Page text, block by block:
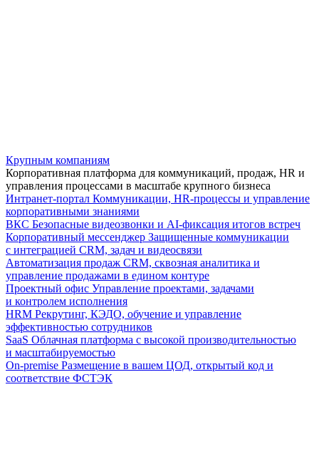
Крупным компаниям
Корпоративная платформа для коммуникаций, продаж, HR и
управления процессами в масштабе крупного бизнеса
Интранет-портал Коммуникации, HR-процессы и управление
корпоративными знаниями
ВКС Безопасные видеозвонки и AI-фиксация итогов встреч
Корпоративный мессенджер Защищенные коммуникации
с интеграцией CRM, задач и видеосвязи
Автоматизация продаж CRM, сквозная аналитика и
управление продажами в едином контуре
Проектный офис Управление проектами, задачами
и контролем исполнения
HRM Рекрутинг, КЭДО, обучение и управление
эффективностью сотрудников
SaaS Облачная платформа с высокой производительностью
и масштабируемостью
On-premise Размещение в вашем ЦОД, открытый код и
соответствие ФСТЭК